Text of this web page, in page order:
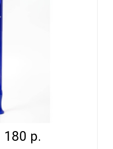
и..
СОПРАНО
СИСТ...
180 р.